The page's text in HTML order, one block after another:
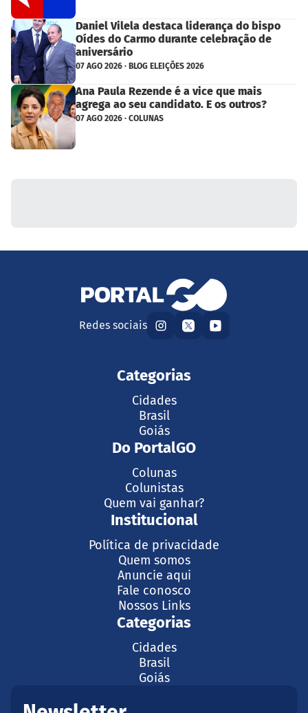
Daniel Vilela destaca liderança do bispo
Oídes do Carmo durante celebração de
aniversário
07 AGO 2026 · BLOG ELEIÇÕES 2026
Ana Paula Rezende é a vice que mais
agrega ao seu candidato. E os outros?
07 AGO 2026 · COLUNAS
Redes sociais
Categorias
Cidades
Brasil
Goiás
Do PortalGO
Colunas
Colunistas
Quem vai ganhar?
Institucional
Política de privacidade
Quem somos
Anuncie aqui
Fale conosco
Nossos Links
Categorias
Cidades
Brasil
Goiás